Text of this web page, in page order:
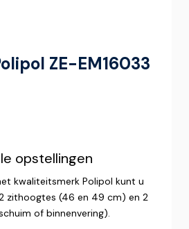
ZE-EM16033
opstellingen
kwaliteitsmerk Polipol kunt u
zithoogtes (46 en 49 cm) en 2
of binnenvering).